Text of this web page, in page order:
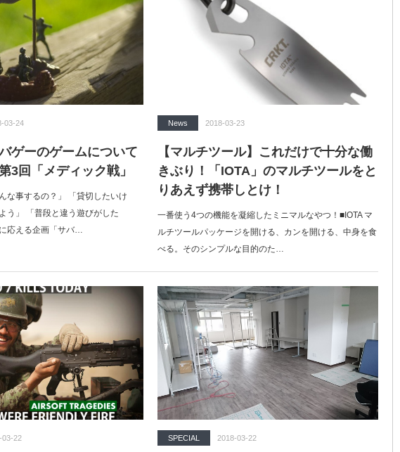
03-24
ゲーのゲームについて
3回「メディック戦」
な事するの？」 「貸切したいけ
う」 「普段と違う遊びがした
応える企画「サバ…
News 2018-03-23
【マルチツール】これだけで十分な働
きぶり！「IOTA」のマルチツールをと
りあえず携帯しとけ！
一番使う4つの機能を凝縮したミニマルなやつ！■IOTA マ
ルチツールパッケージを開ける、カンを開ける、中身を食
べる。そのシンプルな目的のた…
03-22 SPECIAL 2018-03-22